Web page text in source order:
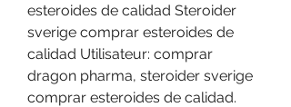
esteroides de calidad Steroider
sverige comprar esteroides de
calidad Utilisateur: comprar
dragon pharma, steroider sverige
comprar esteroides de calidad.